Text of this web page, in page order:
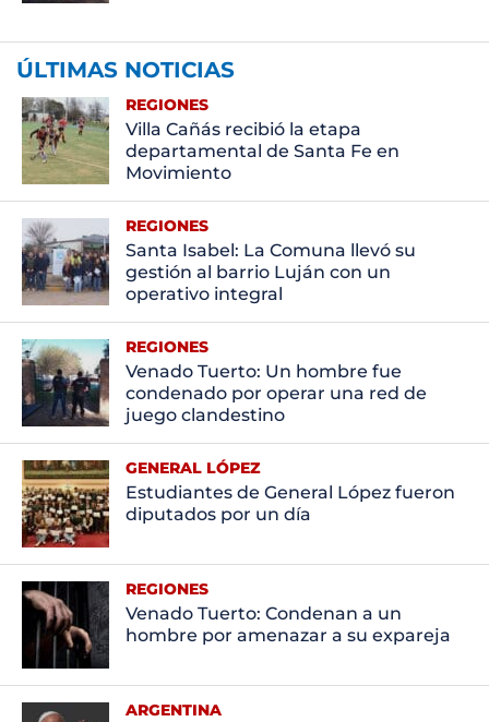
ÚLTIMAS NOTICIAS
REGIONES
Villa Cañás recibió la etapa
departamental de Santa Fe en
Movimiento
REGIONES
Santa Isabel: La Comuna llevó su
gestión al barrio Luján con un
operativo integral
REGIONES
Venado Tuerto: Un hombre fue
condenado por operar una red de
juego clandestino
GENERAL LÓPEZ
Estudiantes de General López fueron
diputados por un día
REGIONES
Venado Tuerto: Condenan a un
hombre por amenazar a su expareja
ARGENTINA